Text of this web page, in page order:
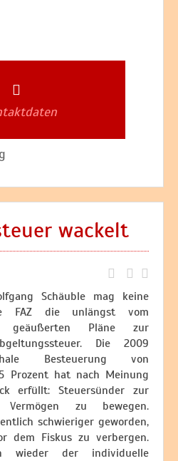
wackelt
Schäuble mag keine
FAZ die unlängst vom
geäußerten Pläne zur
Die 2009
Besteuerung von
Prozent hat nach Meinung
erfüllt: Steuersünder zur
zu bewegen.
schwieriger geworden,
dem Fiskus zu verbergen.
wieder der individuelle